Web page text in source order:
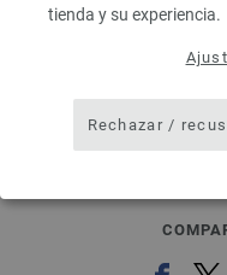
tienda y su experiencia.
Rechazar /